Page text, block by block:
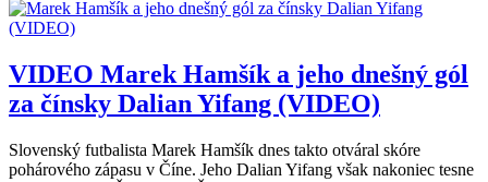
VIDEO Marek Hamšík a jeho dnešný gól
za čínsky Dalian Yifang (VIDEO)
Slovenský futbalista Marek Hamšík dnes takto otváral skóre
pohárového zápasu v Číne. Jeho Dalian Yifang však nakoniec tesne